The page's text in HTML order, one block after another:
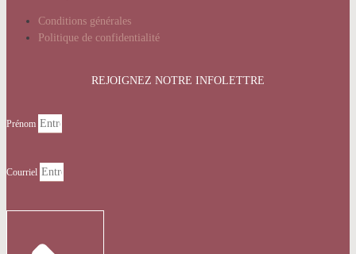
Conditions générales
Politique de confidentialité
REJOIGNEZ NOTRE INFOLETTRE
Prénom
Courriel